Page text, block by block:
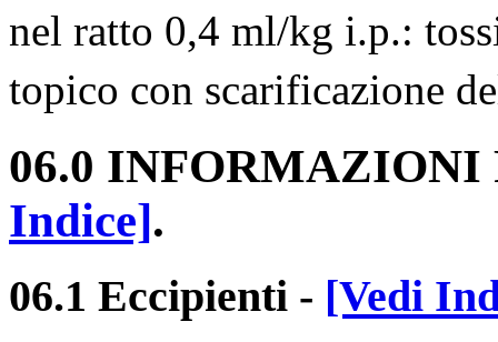
nel ratto 0,4 ml/kg i.p.:
topico con scarificazione
06.0
Indice].
06.1 Eccipienti - [Vedi